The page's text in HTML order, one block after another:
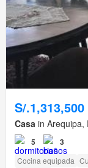
S/.1,313,500
Casa in Arequipa,
5 3
Cocina equipada